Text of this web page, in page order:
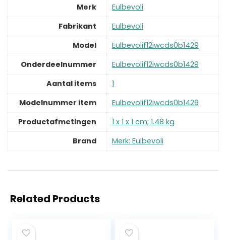
Merk
‎Eulbevoli
Fabrikant
‎Eulbevoli
Model
‎Eulbevolif12iwcds0b1429
Onderdeelnummer
‎Eulbevolif12iwcds0b1429
Aantal items
‎1
Modelnummer item
‎Eulbevolif12iwcds0b1429
Productafmetingen
‎1 x 1 x 1 cm; 1.48 kg
Brand
Merk: Eulbevoli
Related Products